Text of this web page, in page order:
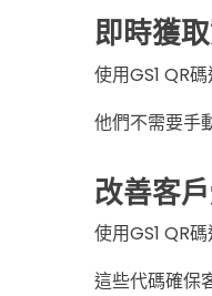
即時獲
使用GS1 QR
他們不需要手
改善客
使用GS1 QR
這些代碼確保